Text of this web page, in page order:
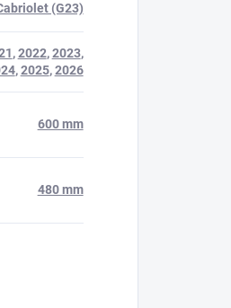
(G23)
,2022,2023,
,2025,2026
600 mm
480 mm